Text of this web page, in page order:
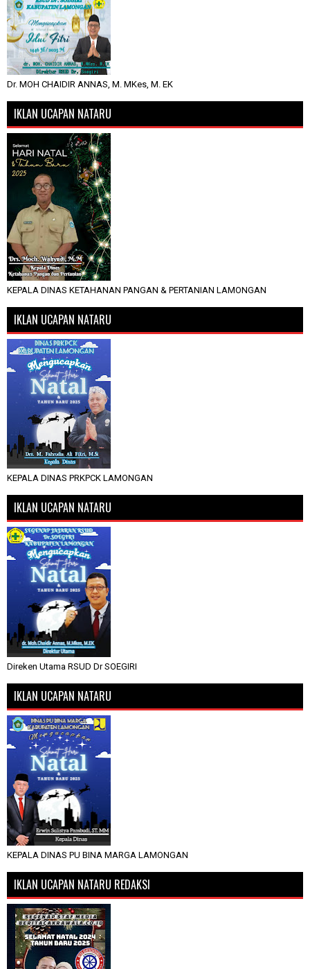
Dr. MOH CHAIDIR ANNAS, M. MKes, M. EK
IKLAN UCAPAN NATARU
KEPALA DINAS KETAHANAN PANGAN & PERTANIAN LAMONGAN
IKLAN UCAPAN NATARU
KEPALA DINAS PRKPCK LAMONGAN
IKLAN UCAPAN NATARU
Direken Utama RSUD Dr SOEGIRI
IKLAN UCAPAN NATARU
KEPALA DINAS PU BINA MARGA LAMONGAN
IKLAN UCAPAN NATARU REDAKSI